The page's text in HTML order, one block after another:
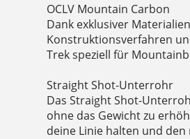
OCLV Mountain Carbon
Dank exklusiver
Konstruktionsverfahren
Trek speziell für
Straight Shot-Unterrohr
Das Straight Shot-
ohne das Gewicht zu
deine Linie halten und